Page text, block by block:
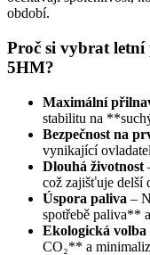
období.
Proč si vybrat
5HM?
Maximální
stabilitu na
Bezpečnost na
vynikající
Dlouhá životnost
což zajišťuje delší
Úspora paliva –
spotřebě paliva**
Ekologická volba
CO₂** a